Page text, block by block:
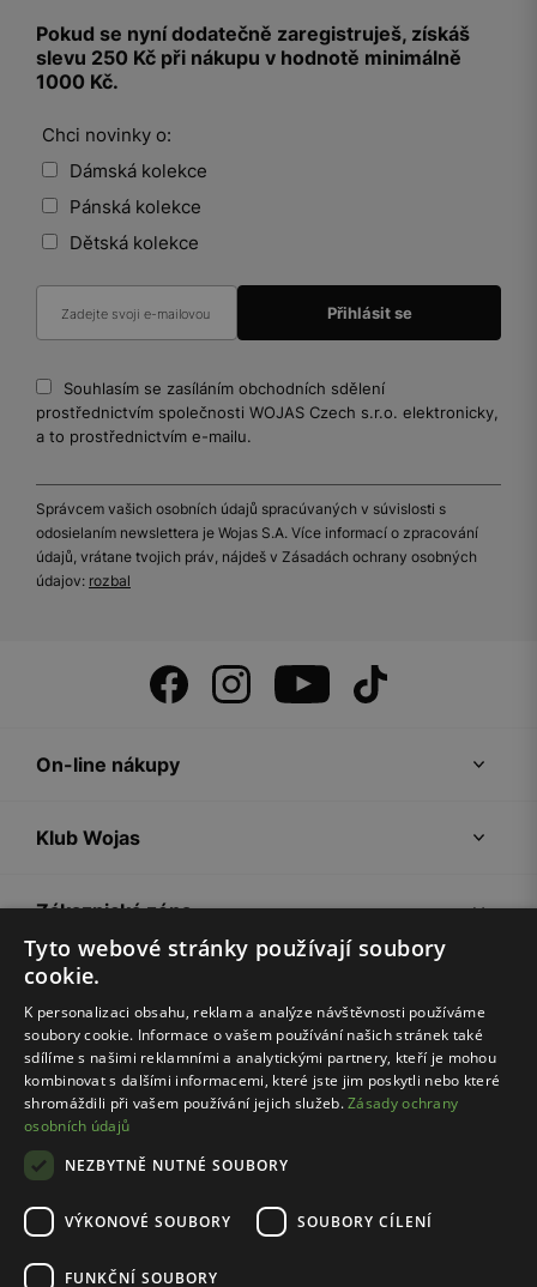
Pokud se nyní dodatečně zaregistruješ, získáš
slevu 250 Kč při nákupu v hodnotě minimálně
1000 Kč.
Chci novinky o:
Dámská kolekce
Pánská kolekce
Dětská kolekce
Souhlasím se zasíláním obchodních sdělení
prostřednictvím společnosti WOJAS Czech s.r.o. elektronicky,
a to prostřednictvím e-mailu.
Správcem vašich osobních údajů spracúvaných v súvislosti s
odosielaním newslettera je Wojas S.A. Více informací o zpracování
údajů, vrátane tvojich práv, nájdeš v Zásadách ochrany osobných
údajov: rozbal
On-line nákupy
Klub Wojas
Zákaznická zóna
Společnost Wojas
Rady
Pravidla e-shopu Zásady ochrany osobních údajů
Tyto webové stránky používají soubory
cookie.
K personalizaci obsahu, reklam a analýze návštěvnosti používáme
soubory cookie. Informace o vašem používání našich stránek také
sdílíme s našimi reklamními a analytickými partnery, kteří je mohou
kombinovat s dalšími informacemi, které jste jim poskytli nebo které
shromáždili při vašem používání jejich služeb.Zásady ochrany
osobních údajů
NEZBYTNĚ NUTNÉ SOUBORY
VÝKONOVÉ SOUBORY SOUBORY CÍLENÍ
FUNKČNÍ SOUBORY